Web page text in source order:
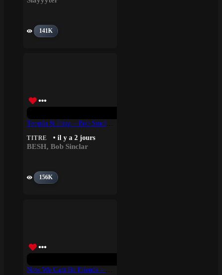
141K
TITRE • il y a 2 jours
BESH, Bob Sinclar
156K